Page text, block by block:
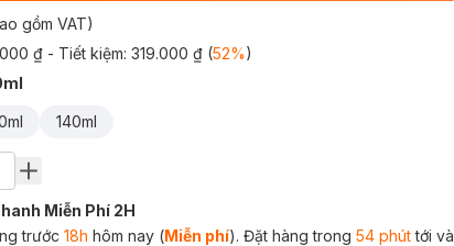
gồm VAT)
₫ - Tiết kiệm: 319.000 ₫(52%)
140ml
Miễn Phí 2H
trước 18h hôm nay (Miễn phí). Đặt hàng trong 54 phúttới và